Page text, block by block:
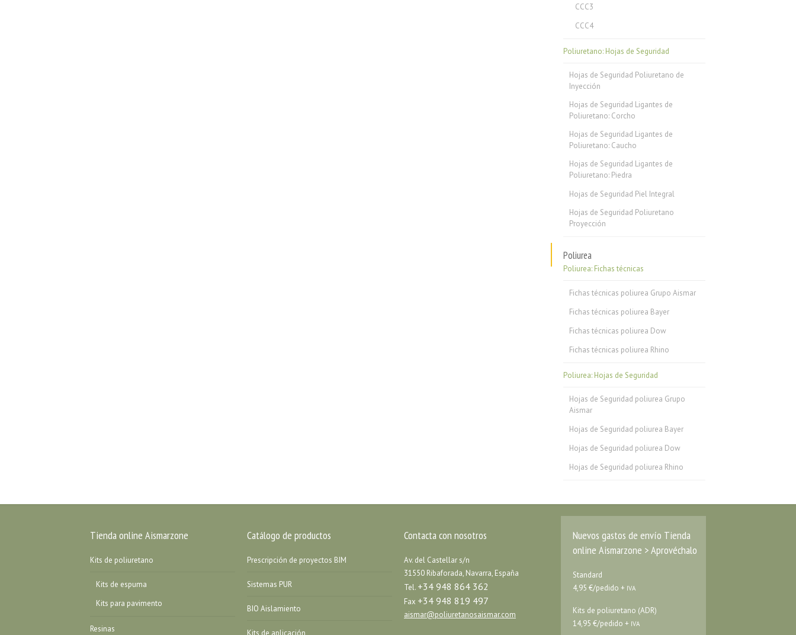
CCC3
CCC4
Poliuretano: Hojas de Seguridad
Hojas de Seguridad Poliuretano de
Inyección
Hojas de Seguridad Ligantes de
Poliuretano: Corcho
Hojas de Seguridad Ligantes de
Poliuretano: Caucho
Hojas de Seguridad Ligantes de
Poliuretano: Piedra
Hojas de Seguridad Piel Integral
Hojas de Seguridad Poliuretano
Proyección
Poliurea
Poliurea: Fichas técnicas
Fichas técnicas poliurea Grupo Aismar
Fichas técnicas poliurea Bayer
Fichas técnicas poliurea Dow
Fichas técnicas poliurea Rhino
Poliurea: Hojas de Seguridad
Hojas de Seguridad poliurea Grupo
Aismar
Hojas de Seguridad poliurea Bayer
Hojas de Seguridad poliurea Dow
Hojas de Seguridad poliurea Rhino
Tienda online Aismarzone
Kits de poliuretano
Kits de espuma
Kits para pavimento
Resinas
Catálogo de productos
Prescripción de proyectos BIM
Sistemas PUR
BIO Aislamiento
Kits de aplicación
Contacta con nosotros
Av. del Castellar s/n
31550 Ribaforada, Navarra, España
Tel. +34 948 864 362
Fax +34 948 819 497
aismar@poliuretanosaismar.com
Nuevos gastos de envío Tienda
online Aismarzone > Aprovéchalo
Standard
4,95 €/pedido + IVA
Kits de poliuretano (ADR)
14,95 €/pedido + IVA